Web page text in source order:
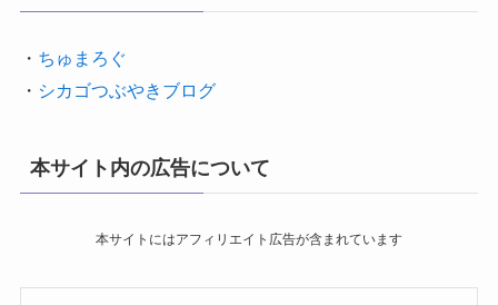
・ ちゅまろぐ
・ シカゴつぶやきブログ
本サイト内の広告について
本サイトにはアフィリエイト広告が含まれています